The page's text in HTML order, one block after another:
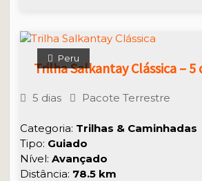
Peru
Trilha Salkantay Clássica – 5
5 dias Pacote Terrestre
Categoria: Trilhas & Caminhadas
Tipo: Guiado
Nível:Avançado
Distância: 78.5 km